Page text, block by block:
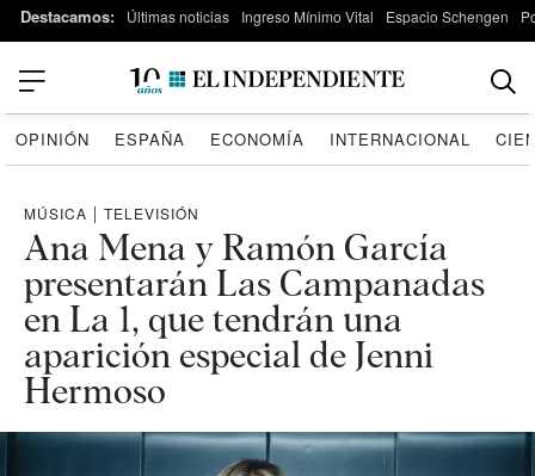
Destacamos: Últimas noticias Ingreso Mínimo Vital Espacio Schengen
OPINIÓN ESPAÑA ECONOMÍA INTERNACIONAL
MÚSICA | TELEVISIÓN
Ana Mena y Ramón García
presentarán Las Campanadas
en La 1, que tendrán una
aparición especial de Jenni
Hermoso